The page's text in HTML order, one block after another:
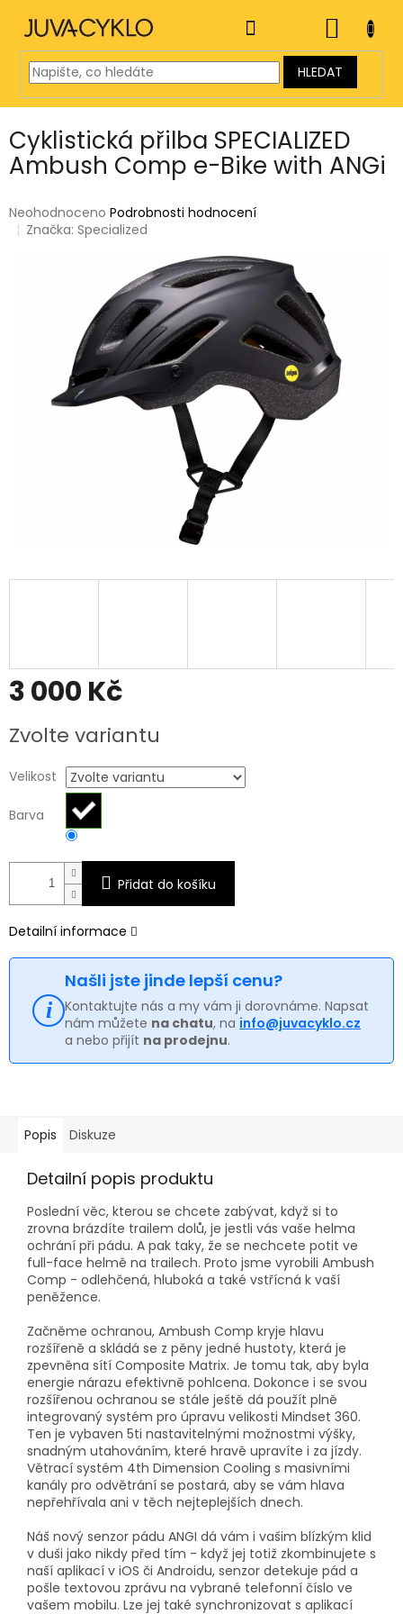
obsah
HLEDAT
KOŠÍK
Cyklistická přilba SPECIALIZED
Ambush Comp e-Bike with ANGi
Průměrné
hodnocení
Neohodnoceno Podrobnosti hodnocení
Značka:Specialized
3 000 Kč
cena:
Zvolte variantu
Velikost
Barva
Přidat do košíku
Detailní informace
Našli jste jinde lepší cenu?
Kontaktujte nás a my vám ji dorovnáme. Napsat
nám můžete na chatu, na info@juvacyklo.cz
a nebo přijít na prodejnu.
Popis Diskuze
Detailní popis produktu
Poslední věc, kterou se chcete zabývat, když si to
zrovna brázdíte trailem dolů, je jestli vás vaše helma
ochrání při pádu. A pak taky, že se nechcete potit ve
full-face helmě na trailech. Proto jsme vyrobili Ambush
Comp - odlehčená, hluboká a také vstřícná k vaší
peněžence.
Začněme ochranou, Ambush Comp kryje hlavu
rozšířeně a skládá se z pěny jedné hustoty, která je
zpevněna sítí Composite Matrix. Je tomu tak, aby byla
energie nárazu efektivně pohlcena. Dokonce i se svou
rozšířenou ochranou se stále ještě dá použít plně
integrovaný systém pro úpravu velikosti Mindset 360.
Ten je vybaven 5ti nastavitelnými možnostmi výšky,
snadným utahováním, které hravě upravíte i za jízdy.
Větrací systém 4th Dimension Cooling s masivními
kanály pro odvětrání se postará, aby se vám hlava
nepřehřívala ani v těch nejteplejších dnech.
Náš nový senzor pádu ANGI dá vám i vašim blízkým klid
v duši jako nikdy před tím - když jej totiž zkombinujete s
naší aplikací v iOS či Androidu, senzor detekuje pád a
pošle textovou zprávu na vybrané telefonní číslo ve
vašem mobilu. Lze jej také synchronizovat s aplikací